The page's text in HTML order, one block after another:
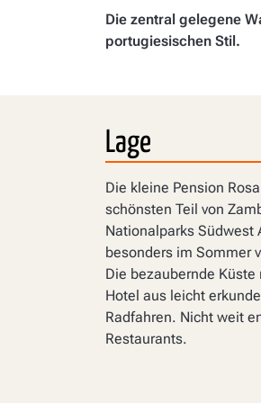
Die zentral gelegene
portugiesischen Stil.
Lage
Die kleine Pension
schönsten Teil von
Nationalparks Südwest
besonders im Sommer
Die bezaubernde
Hotel aus leicht
Radfahren. Nicht weit
Restaurants.